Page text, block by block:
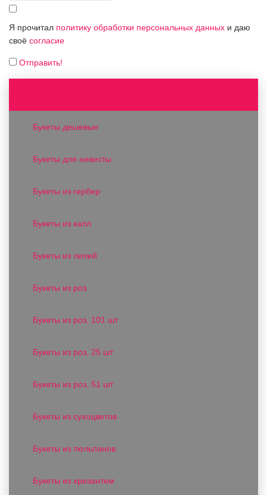
Я прочитал политику обработки персональных данных и даю
своё согласие
Отправить!
Букеты дешевые
Букеты для невесты
Букеты из гербер
Букеты из калл
Букеты из лилий
Букеты из роз
Букеты из роз, 101 шт
Букеты из роз, 25 шт
Букеты из роз, 51 шт
Букеты из сухоцветов
Букеты из тюльпанов
Букеты из хризантем